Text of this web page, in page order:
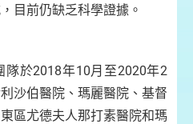
目前仍缺乏科學證據。
隊於2018年10月至2020年2
沙伯醫院、瑪麗醫院、基督
區尤德夫人那打素醫院和瑪